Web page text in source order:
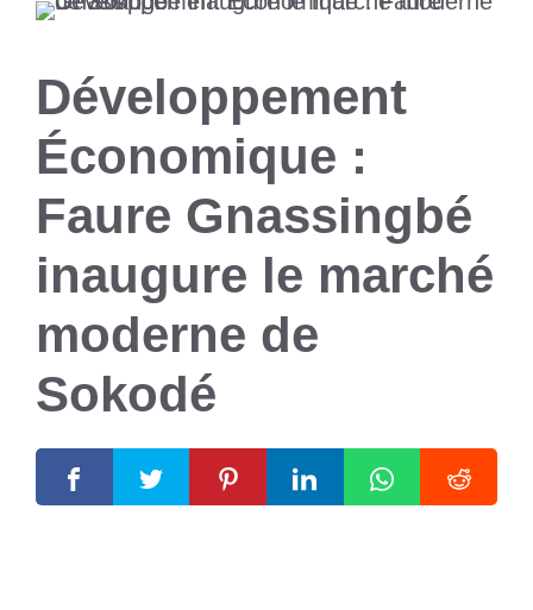
Développement
Économique :
Faure Gnassingbé
inaugure le marché
moderne de
Sokodé